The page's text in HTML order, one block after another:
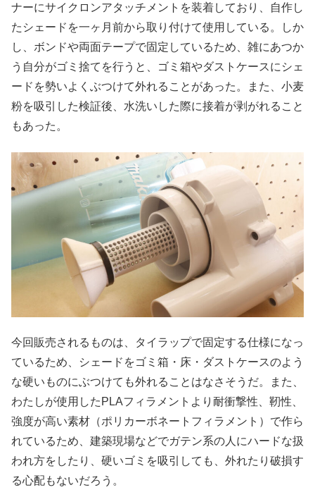
ナーにサイクロンアタッチメントを装着しており、自作し
たシェードを一ヶ月前から取り付けて使用している。しか
し、ボンドや両面テープで固定しているため、雑にあつか
う自分がゴミ捨てを行うと、ゴミ箱やダストケースにシェ
ードを勢いよくぶつけて外れることがあった。また、小麦
粉を吸引した検証後、水洗いした際に接着が剥がれること
もあった。
今回販売されるものは、タイラップで固定する仕様になっ
ているため、シェードをゴミ箱・床・ダストケースのよう
な硬いものにぶつけても外れることはなさそうだ。また、
わたしが使用したPLAフィラメントより耐衝撃性、靭性、
強度が高い素材（ポリカーボネートフィラメント）で作ら
れているため、建築現場などでガテン系の人にハードな扱
われ方をしたり、硬いゴミを吸引しても、外れたり破損す
る心配もないだろう。